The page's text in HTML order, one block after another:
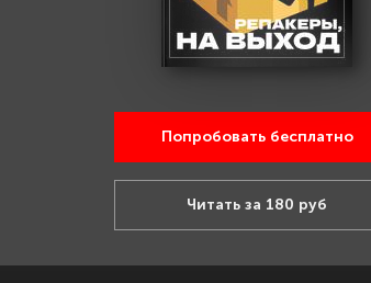
Попробовать бесплатно
Читать за 180 руб